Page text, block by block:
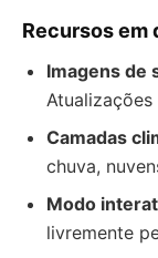
Recursos em
Imagens de
Camadas
chuva,
Modo
livremente